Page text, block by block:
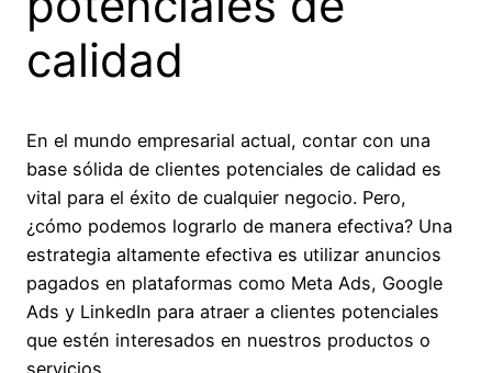
calidad
En el mundo empresarial actual, contar con una
base sólida de clientes potenciales de calidad es
vital para el éxito de cualquier negocio. Pero,
¿cómo podemos lograrlo de manera efectiva? Una
estrategia altamente efectiva es utilizar anuncios
pagados en plataformas como Meta Ads, Google
Ads y LinkedIn para atraer a clientes potenciales
que estén interesados en nuestros productos o